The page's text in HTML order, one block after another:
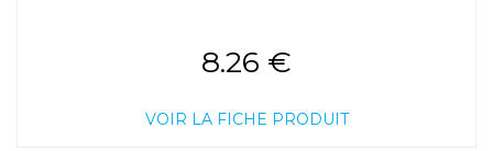
8.26 €
VOIR LA FICHE PRODUIT